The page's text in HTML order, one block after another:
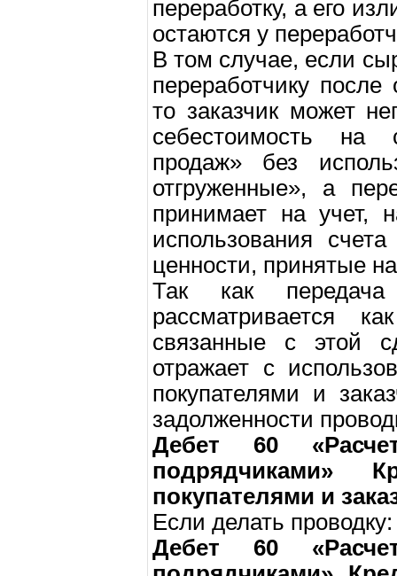
переработку, а его
остаются у
В том случае, если
переработчику
то заказчик может
себестоимость на
продаж» без
отгруженные», а
принимает на учет,
использования
ценности, принятые
Так как
рассматривается
связанные с этой
отражает с
покупателями и
задолженности
Дебет 60
подрядчиками»
покупателями и
Если делать проводку:
Дебет 60